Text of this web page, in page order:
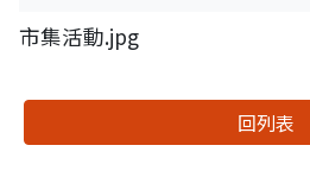
市集活動.jpg
回列表